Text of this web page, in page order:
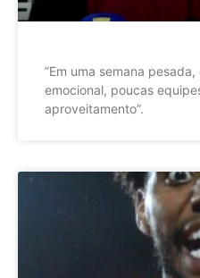
”Em uma semana
emocional, poucas
aproveitamento”.